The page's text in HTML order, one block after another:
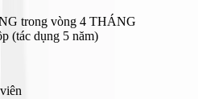
trong vòng 4 THÁNG
(tác dụng 5 năm)